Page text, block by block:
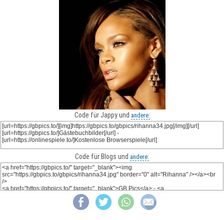
Code für Jappy und andere:
Code für Blogs und andere: